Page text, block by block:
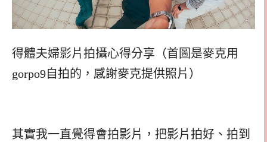
得體夫婦影片拍攝心得分享（首圖是麥克用
gorpo9自拍的，感謝麥克提供照片）
其實我一直覺得會拍影片，把影片拍好、拍到